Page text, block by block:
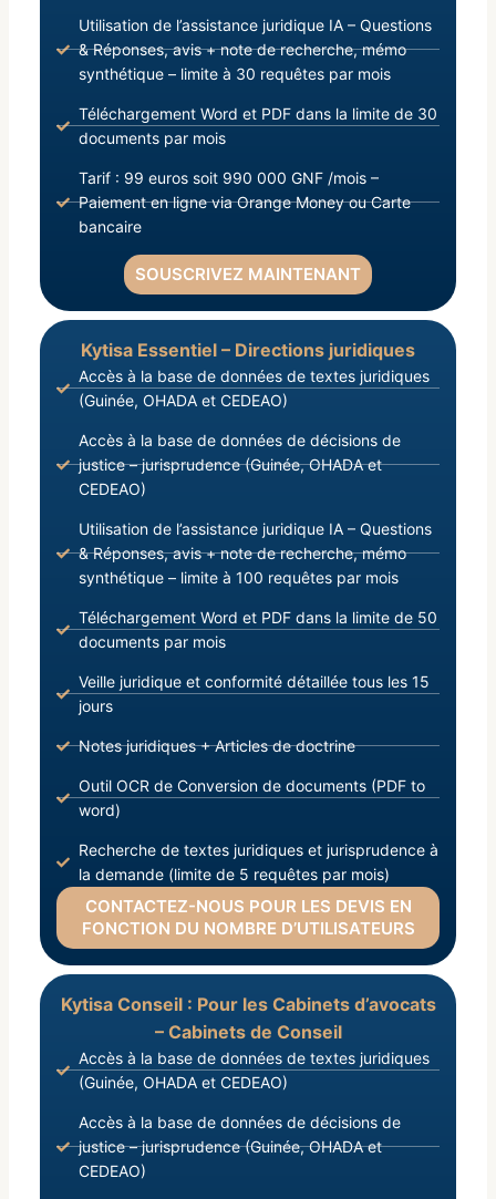
Utilisation de l’assistance juridique IA – Questions
& Réponses, avis + note de recherche, mémo
synthétique – limite à 30 requêtes par mois
Téléchargement Word et PDF dans la limite de 30
documents par mois
Tarif : 99 euros soit 990 000 GNF /mois –
Paiement en ligne via Orange Money ou Carte
bancaire
SOUSCRIVEZ MAINTENANT
Kytisa Essentiel – Directions juridiques
Accès à la base de données de textes juridiques
(Guinée, OHADA et CEDEAO)
Accès à la base de données de décisions de
justice – jurisprudence (Guinée, OHADA et
CEDEAO)
Utilisation de l’assistance juridique IA – Questions
& Réponses, avis + note de recherche, mémo
synthétique – limite à 100 requêtes par mois
Téléchargement Word et PDF dans la limite de 50
documents par mois
Veille juridique et conformité détaillée tous les 15
jours
Notes juridiques + Articles de doctrine
Outil OCR de Conversion de documents (PDF to
word)
Recherche de textes juridiques et jurisprudence à
la demande (limite de 5 requêtes par mois)
CONTACTEZ-NOUS POUR LES DEVIS EN
FONCTION DU NOMBRE D’UTILISATEURS
Kytisa Conseil : Pour les Cabinets d’avocats
– Cabinets de Conseil
Accès à la base de données de textes juridiques
(Guinée, OHADA et CEDEAO)
Accès à la base de données de décisions de
justice – jurisprudence (Guinée, OHADA et
CEDEAO)